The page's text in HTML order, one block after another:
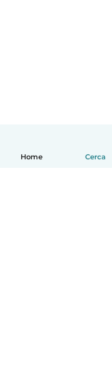
Home Cerca